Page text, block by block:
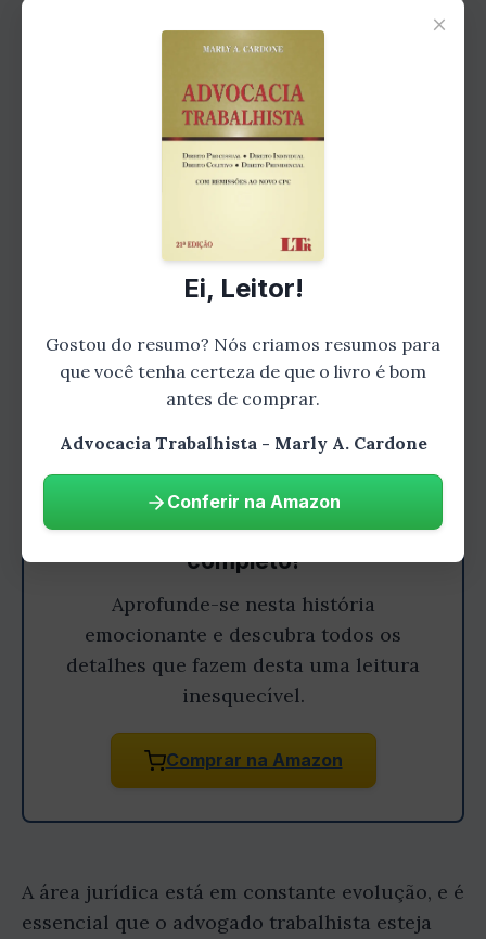
apresentando técnicas eficazes para lidar com
situações de litígio e alcançar acordos justos
para todas as partes envolvidas.
Capítulo 4: A importância da atualização
Gostou do resumo? Leia o livro
completo!
Aprofunde-se nesta história
emocionante e descubra todos os
detalhes que fazem desta uma leitura
inesquecível.
Comprar na Amazon
A área jurídica está em constante evolução, e é
essencial que o advogado trabalhista esteja
×
Ei, Leitor!
Gostou do resumo? Nós criamos resumos para
que você tenha certeza de que o livro é bom
antes de comprar.
Advocacia Trabalhista - Marly A. Cardone
Conferir na Amazon